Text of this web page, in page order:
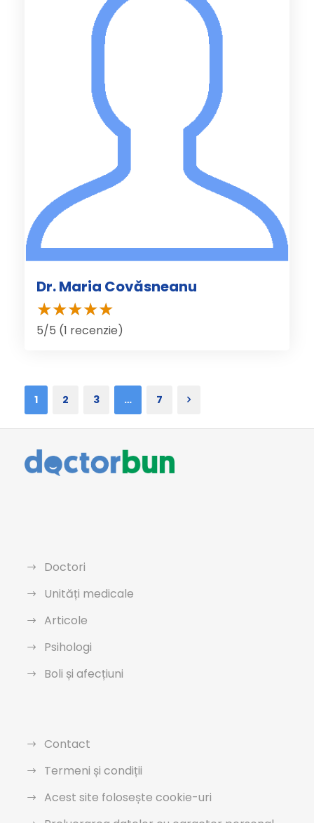
Dr. Maria Covăsneanu
5/5 (1 recenzie)
1 2 3 … 7
Doctori
Unități medicale
Articole
Psihologi
Boli și afecțiuni
Contact
Termeni și condiții
Acest site folosește cookie-uri